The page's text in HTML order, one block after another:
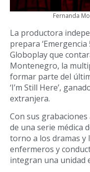
Fernanda
La productora
prepara
Globoplay que
Montenegro, la
formar parte del
‘I’m Still Here’,
extranjera.
Con sus
de una serie médica
torno a los dramas y
enfermeros y
integran una unidad